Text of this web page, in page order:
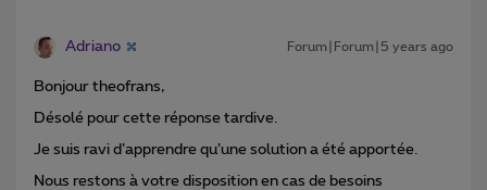
Adriano Forum|Forum|5 years ago
Bonjour theofrans,
Désolé pour cette réponse tardive.
Je suis ravi d’apprendre qu’une solution a été apportée.
Nous restons à votre disposition en cas de besoins